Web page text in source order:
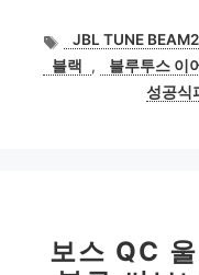
태
그
JBL TUNE BEAM2
블랙
, 블루투스 이
성공식
보스 QC